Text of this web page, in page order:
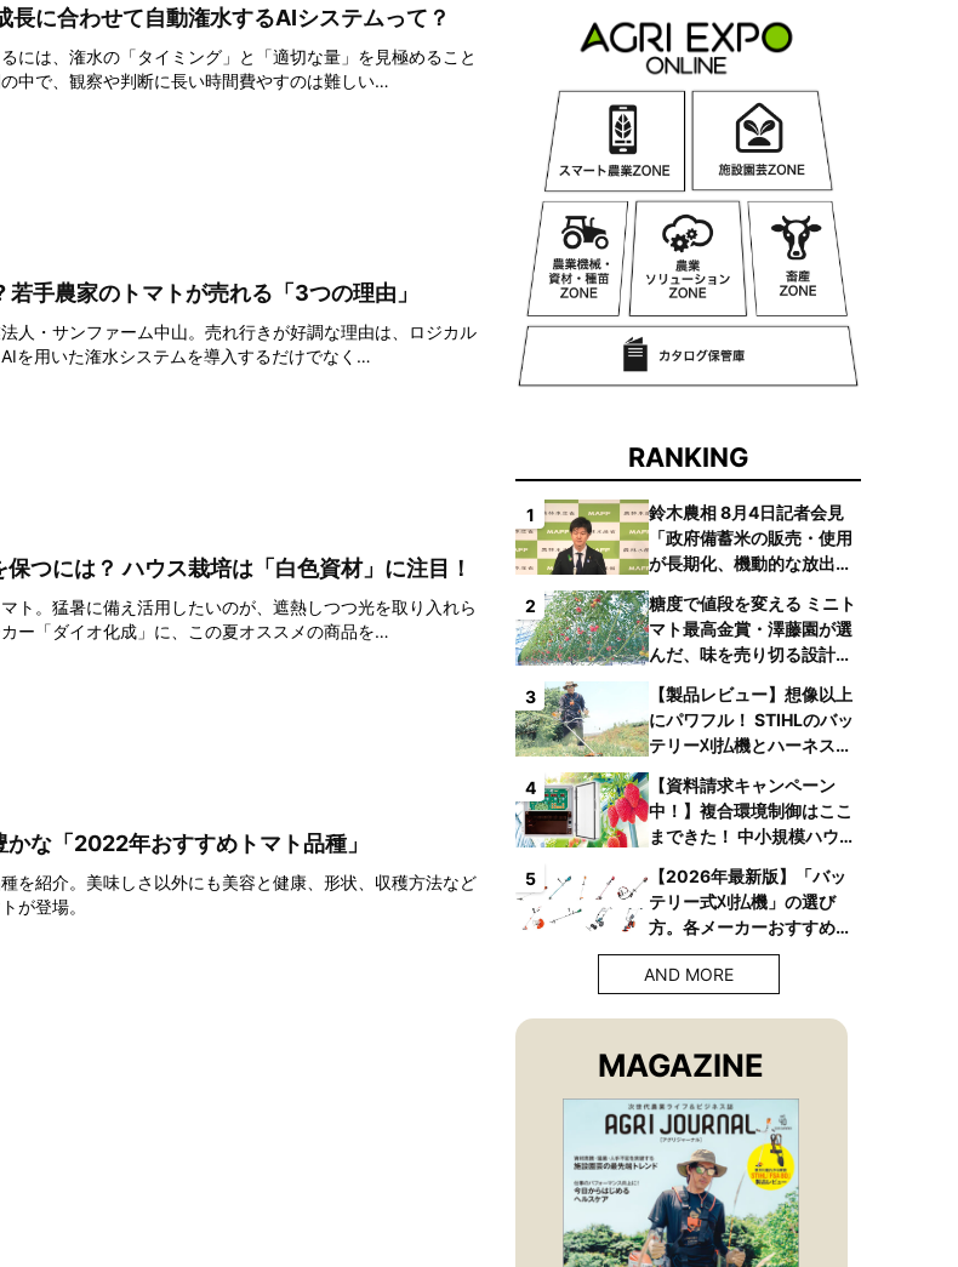
長に合わせて自動潅水するAIシステムって？
には、潅水の「タイミング」と「適切な量」を見極めること
中で、観察や判断に長い時間費やすのは難しい…
手農家のトマトが売れる「3つの理由」
人・サンファーム中山。売れ行きが好調な理由は、ロジカル
を用いた潅水システムを導入するだけでなく…
つには？ ハウス栽培は「白色資材」に注目！
ト。猛暑に備え活用したいのが、遮熱しつつ光を取り入れら
ー「ダイオ化成」に、この夏オススメの商品を…
な「2022年おすすめトマト品種」
を紹介。美味しさ以外にも美容と健康、形状、収穫方法など
が登場。
RANKING
1
鈴木農相 8月4日記者会見
「政府備蓄米の販売・使用
が長期化、機動的な放出体
2
糖度で値段を変える ミニト
マト最高金賞・澤藤園が選
んだ、味を売り切る設計と
3
【製品レビュー】想像以上
にパワフル！ STIHLのバッ
テリー刈払機とハーネス
へ
4
【資料請求キャンペーン
中！】複合環境制御はここ
まできた！ 中小規模ハウス
複合環境制御装置が誕生
5
【2026年最新版】「バッ
テリー式刈払機」の選び
方。各メーカーおすすめ機
種はコレ！
AND MORE
MAGAZINE